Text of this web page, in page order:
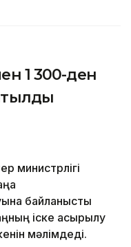
1 300-ден
министрлігі
байланысты
іске асырылу
мәлімдеді.